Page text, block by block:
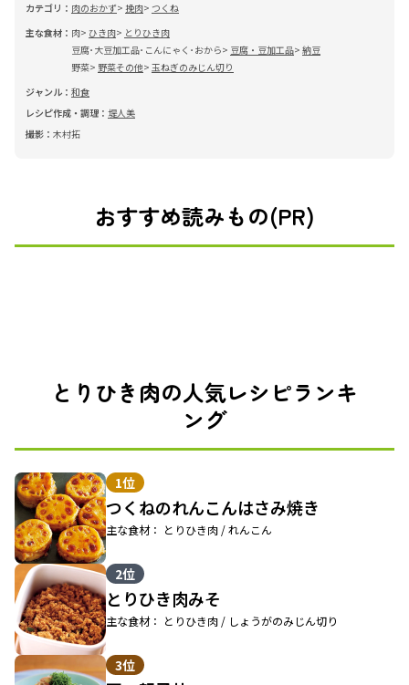
カテゴリ： 肉のおかず 挽肉
つくね
主な食材： 肉 ひき肉
とりひき肉
豆腐･大豆加工品･こんにゃく･おから
豆腐・豆加工品 納豆
野菜
野菜その他 玉ねぎのみじん切り
ジャンル： 和食
レシピ作成・調理： 堤人美
撮影： 木村拓
おすすめ読みもの(PR)
とりひき肉の人気レシピランキ
ング
1位
つくねのれんこんはさみ焼き
主な食材： とりひき肉 / れんこん
2位
とりひき肉みそ
主な食材： とりひき肉 / しょうがのみじん切り
3位